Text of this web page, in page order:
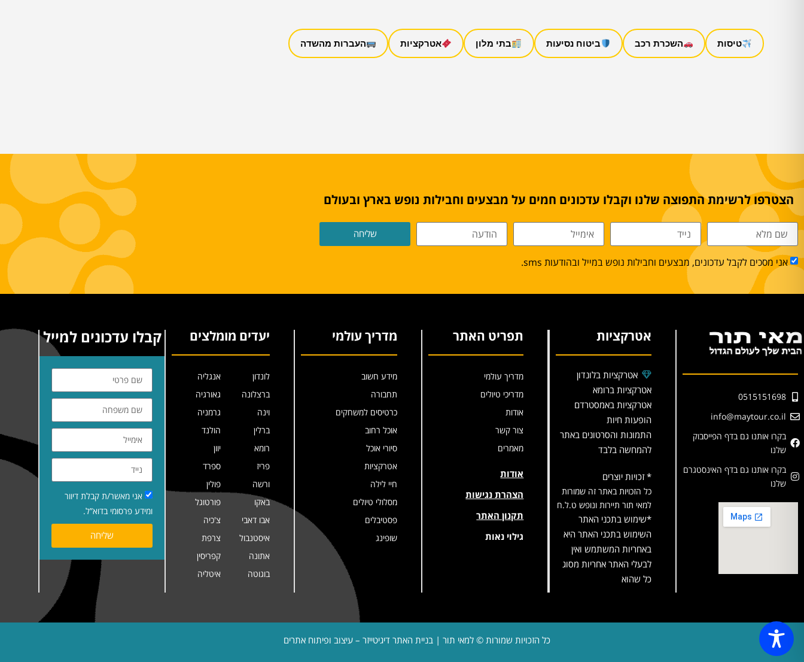
טיסות השכרת רכב ביטוח נסיעות בתי מלון אטרקציות העברות מהשדה
הצטרפו לרשימת התפוצה שלנו וקבלו עדכונים חמים על מבצעים וחבילות נופש בארץ ובעולם
אני מסכים לקבל עדכונים, מבצעים וחבילות נופש במייל ובהודעות sms.
שליחה
0515151698
info@maytour.co.il
בקרו אותנו גם בדף הפייסבוק
שלנו
בקרו אותנו גם בדף האינסטגרם
שלנו
אטרקציות
אטרקציות בלונדון
אטרקציות ברומא
אטרקציות באמסטרדם
הופעות חיות
התמונות והסרטונים באתר
להמחשה בלבד
* זכויות יוצרים
כל הזכויות באתר זה שמורות
למאי תור תיירות ונופש ט.ל.ח
*שימוש בתכני האתר
השימוש בתכני האתר היא
באחריות המשתמש ואין
לבעלי האתר אחריות מסוג
כל שהוא
תפריט האתר
מדריך עולמי
מדריכי טיולים
אודות
צור קשר
מאמרים
אודות
הצהרת נגישות
תקנון האתר
גילוי נאות
מדריך עולמי
מידע חשוב
תחבורה
כרטיסים למשחקים
אוכל רחוב
סיורי אוכל
אטרקציות
חיי לילה
מסלולי טיולים
פסטיבלים
שופינג
יעדים מומלצים
לונדון
ברצלונה
וינה
ברלין
רומא
פריז
ורשה
באקו
אבו דאבי
איסטנבול
אתונה
בוגוטה
אנגליה
גאורגיה
גרמניה
הולנד
יוון
ספרד
פולין
פורטוגל
צ'כיה
צרפת
קפריסין
איטליה
קבלו עדכונים למייל
אני מאשר/ת קבלת דיוור
ומידע פרסומי בדוא”ל.
שליחה
כל הזכויות שמורות © למאי תור | בניית האתר דיגיטייזר – עיצוב ופיתוח אתרים